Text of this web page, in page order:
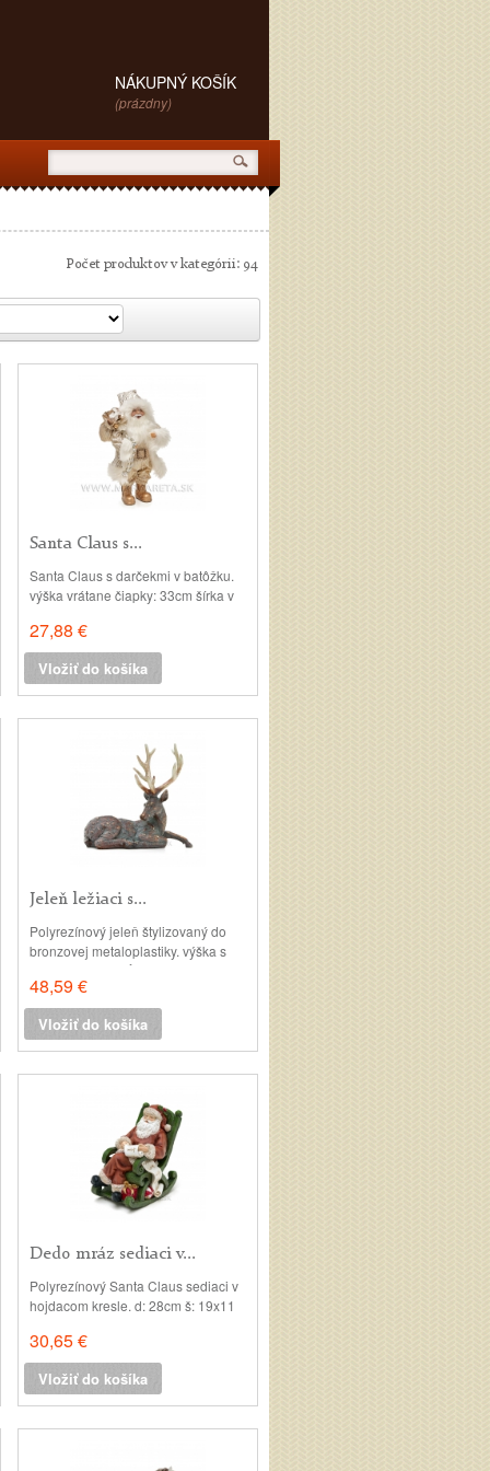
NÁKUPNÝ KOŠÍK
(prázdny)
Počet produktov v kategórii: 94
Santa Claus s...
Santa Claus s darčekmi v batôžku.
výška vrátane čiapky: 33cm šírka v
27,88 €
Vložiť do košíka
Jeleň ležiaci s...
Polyrezínový jeleň štylizovaný do
bronzovej metaloplastiky. výška s
parožím: 37cm dĺžka v leže: 38cm,
šírka v paroží: 17cm, šírka tela:
15cm
48,59 €
Vložiť do košíka
Dedo mráz sediaci v...
Polyrezínový Santa Claus sediaci v
hojdacom kresle. d: 28cm š: 19x11
30,65 €
Vložiť do košíka